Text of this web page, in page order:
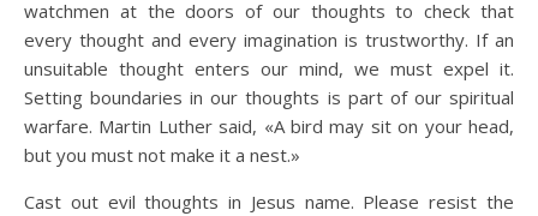
watchmen at the doors of our thoughts to check that
every thought and every imagination is trustworthy. If an
unsuitable thought enters our mind, we must expel it.
Setting boundaries in our thoughts is part of our spiritual
warfare. Martin Luther said, «A bird may sit on your head,
but you must not make it a nest.»
Cast out evil thoughts in Jesus name. Please resist the